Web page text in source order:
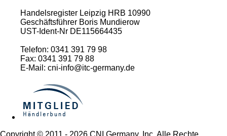
Handelsregister Leipzig HRB 10990
Geschäftsführer Boris Mundierow
UST-Ident-Nr DE115664435
Telefon: 0341 391 79 98
Fax: 0341 391 79 88
E-Mail: cni-info@itc-germany.de